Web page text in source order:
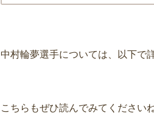
中村輪夢選手については、以下で
こちらもぜひ読んでみてください